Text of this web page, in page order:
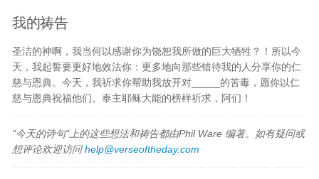
我的祷告
圣洁的神啊，我当何以感谢你为饶恕我所做的巨大牺牲？！所以今
天，我起誓要更好地效法你：更多地向那些错待我的人分享你的仁
慈与恩典。今天，我祈求你帮助我放开对_____的苦毒，愿你以仁
慈与恩典祝福他们。奉主耶稣大能的榜样祈求，阿们！
"今天的诗句"上的这些想法和祷告都由Phil Ware 编著。如有疑问或
想评论欢迎访问help@verseoftheday.com